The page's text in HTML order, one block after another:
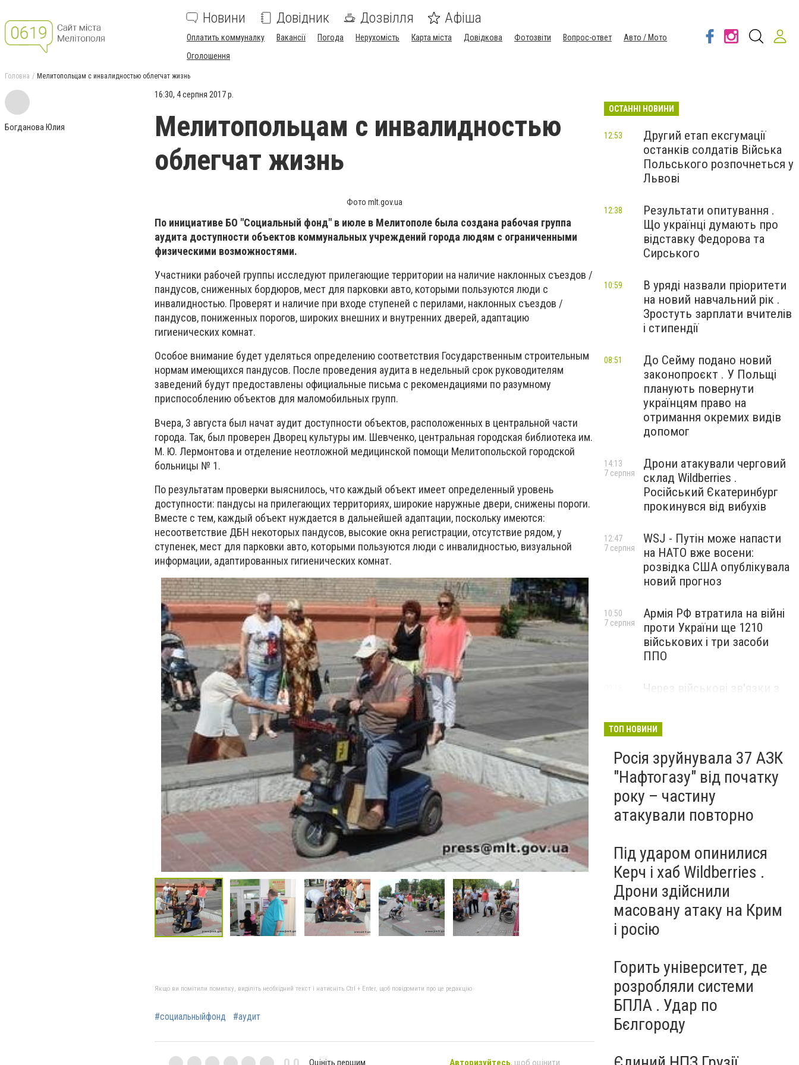
Новини Довідник Дозвілля Афіша
Оплатить коммуналку Вакансії Погода Нерухомість Карта міста Довідкова Фотозвіти Вопрос-ответ
Авто / Мото
Оголошення
Головна Мелитопольцам с инвалидностью облегчат жизнь
Богданова Юлия
16:30, 4 серпня 2017 р.
Мелитопольцам с инвалидностью
облегчат жизнь
Фото mlt.gov.ua
По инициативе БО "Социальный фонд" в июле в Мелитополе была создана рабочая группа
аудита доступности объектов коммунальных учреждений города людям с ограниченными
физическими возможностями.
Участники рабочей группы исследуют прилегающие территории на наличие наклонных съездов /
пандусов, сниженных бордюров, мест для парковки авто, которыми пользуются люди с
инвалидностью. Проверят и наличие при входе ступеней с перилами, наклонных съездов /
пандусов, пониженных порогов, широких внешних и внутренних дверей, адаптацию
гигиенических комнат.
Особое внимание будет уделяться определению соответствия Государственным строительным
нормам имеющихся пандусов. После проведения аудита в недельный срок руководителям
заведений будут предоставлены официальные письма с рекомендациями по разумному
приспособлению объектов для маломобильных групп.
Вчера, 3 августа был начат аудит доступности объектов, расположенных в центральной части
города. Так, был проверен Дворец культуры им. Шевченко, центральная городская библиотека им.
М. Ю. Лермонтова и отделение неотложной медицинской помощи Мелитопольской городской
больницы № 1.
По результатам проверки выяснилось, что каждый объект имеет определенный уровень
доступности: пандусы на прилегающих территориях, широкие наружные двери, снижены пороги.
Вместе с тем, каждый объект нуждается в дальнейшей адаптации, поскольку имеются:
несоответствие ДБН некоторых пандусов, высокие окна регистрации, отсутствие рядом, у
ступенек, мест для парковки авто, которыми пользуются люди с инвалидностью, визуальной
информации, адаптированных гигиенических комнат.
Якщо ви помітили помилку, виділіть необхідний текст і натисніть Ctrl + Enter, щоб повідомити про це редакцію
#социальныйфонд #аудит
ОСТАННІ НОВИНИ
Другий етап ексгумації
останків солдатів Війська
Польського розпочнеться у
Львові
12:53
Результати опитування .
Що українці думають про
відставку Федорова та
Сирського
12:38
В уряді назвали пріоритети
на новий навчальний рік .
Зростуть зарплати вчителів
і стипендії
10:59
До Сейму подано новий
законопроєкт . У Польщі
планують повернути
українцям право на
отримання окремих видів
допомог
08:51
Дрони атакували черговий
склад Wildberries .
Російський Єкатеринбург
прокинувся від вибухів
14:13
7 серпня
WSJ - Путін може напасти
на НАТО вже восени:
розвідка США опублікувала
новий прогноз
12:47
7 серпня
Армія РФ втратила на війні
проти України ще 1210
військових і три засоби
ППО
10:50
7 серпня
Через військові зв'язки з
Куби
ТОП НОВИНИ
Росія зруйнувала 37 АЗК
"Нафтогазу" від початку
року – частину
атакували повторно
Під ударом опинилися
Керч і хаб Wildberries .
Дрони здійснили
масовану атаку на Крим
і росію
Горить університет, де
розробляли системи
БПЛА . Удар по
Бєлгороду